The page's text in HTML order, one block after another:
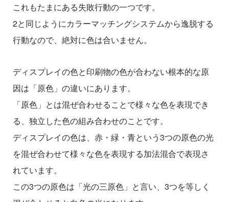
これもたまにある失敗行動の一つです。
2と同じようにカラーマッチングシステムから逸脱する
行動なので、絶対に色は合いません。
ディスプレイの色と印刷物の色が合わない根本的な原
因は「原色」の違いにあります。
「原色」とは混ぜ合わせることで様々な色を表現でき
る、独立した色の組み合わせのことです。
ディスプレイの色は、赤・緑・青という3つの原色の光
を混ぜ合わせて様々な色を表現する加法混合で表現さ
れています。
この3つの原色は「光の三原色」と言い、3つを等しく